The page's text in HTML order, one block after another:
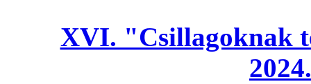
XVI. "Csillagoknak